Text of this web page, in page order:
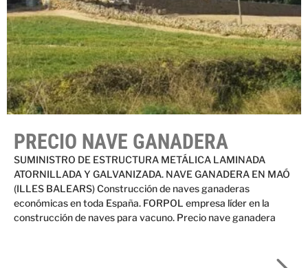
PRECIO NAVE GANADERA
SUMINISTRO DE ESTRUCTURA METÁLICA LAMINADA
ATORNILLADA Y GALVANIZADA. NAVE GANADERA EN MAÓ
(ILLES BALEARS) Construcción de naves ganaderas
económicas en toda España. FORPOL empresa líder en la
construcción de naves para vacuno. Precio nave ganadera